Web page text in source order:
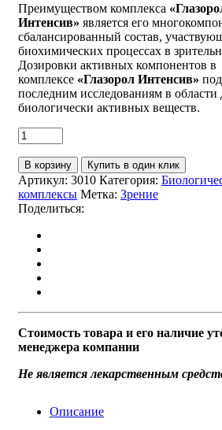
Преимуществом комплекса
Интенсив» является его
сбалансированный состав,
биохимических процессах в
Дозировки активных компонентов в
комплексе «Глазорол Интенсив»
последним исследованиям в области
биологически активных веществ.
В корзину Купить в один клик
Артикул: 3010 Категория:
комплексы Метка: Зрение
Поделиться:
Стоимость товара и его наличие
менеджера компании
Не является лекарственным
Описание